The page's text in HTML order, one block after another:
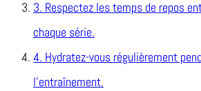
3. Respectez les temps de repos
chaque série.
4. Hydratez-vous régulièrement
l’entraînement.